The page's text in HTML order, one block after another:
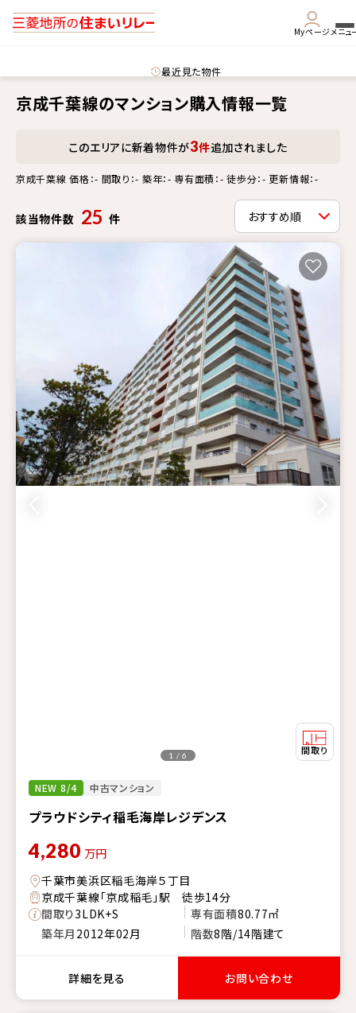
Myページメニュ
最近見た物件
京成千葉線のマンション購入情報一覧
このエリアに新着物件が3件追加されました
京成千葉線 価格：- 間取り：- 築年：- 専有面積：- 徒歩分：- 更新情報：-
該当物件数 25 件
NEW 8/4 中古マンション
プラウドシティ稲毛海岸レジデンス
1 / 6
4,280 万円
千葉市美浜区稲毛海岸５丁目
京成千葉線「京成稲毛」駅 徒歩14分
間取り3LDK+S 専有面積80.77㎡
築年月 2012年02月 階数8階/14階建て
詳細を見る お問い合わせ